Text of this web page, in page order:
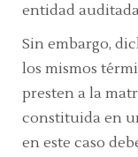
entidad
Sin embargo,
los mismos
presten a la
constituida en
en este caso